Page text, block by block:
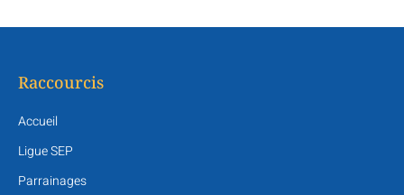
Raccourcis
Accueil
Ligue SEP
Parrainages